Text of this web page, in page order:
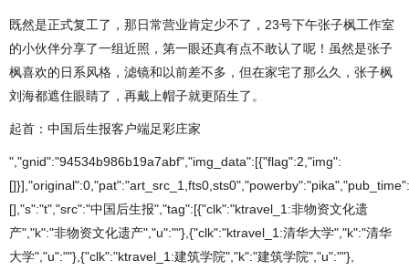
既然是正式复工了，那日常营业肯定少不了，23号下午张子枫工作室
的小伙伴分享了一组近照，第一眼还真有点不敢认了呢！虽然是张子
枫喜欢的日系风格，滤镜和以前差不多，但在家宅了那么久，张子枫
刘海都遮住眼睛了，再戴上帽子就更陌生了。
起首：中国后生报客户端足彩庄家
","gnid":"94534b986b19a7abf","img_data":[{"flag":2,"img":
[],"s":"t","src":"中国后生报","tag":[{"clk":"ktravel_1:非物资文化遗
产","k":"非物资文化遗产","u":""},{"clk":"ktravel_1:清华大学","k":"清华
大学","u":""},{"clk":"ktravel_1:建筑学院","k":"建筑学院","u":""},